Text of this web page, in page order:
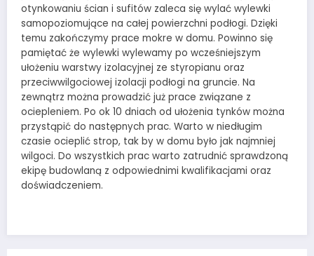
otynkowaniu ścian i sufitów zaleca się wylać wylewki
samopoziomujące na całej powierzchni podłogi. Dzięki
temu zakończymy prace mokre w domu. Powinno się
pamiętać że wylewki wylewamy po wcześniejszym
ułożeniu warstwy izolacyjnej ze styropianu oraz
przeciwwilgociowej izolacji podłogi na gruncie. Na
zewnątrz można prowadzić już prace związane z
ociepleniem. Po ok 10 dniach od ułożenia tynków można
przystąpić do następnych prac. Warto w niedługim
czasie ocieplić strop, tak by w domu było jak najmniej
wilgoci. Do wszystkich prac warto zatrudnić sprawdzoną
ekipę budowlaną z odpowiednimi kwalifikacjami oraz
doświadczeniem.